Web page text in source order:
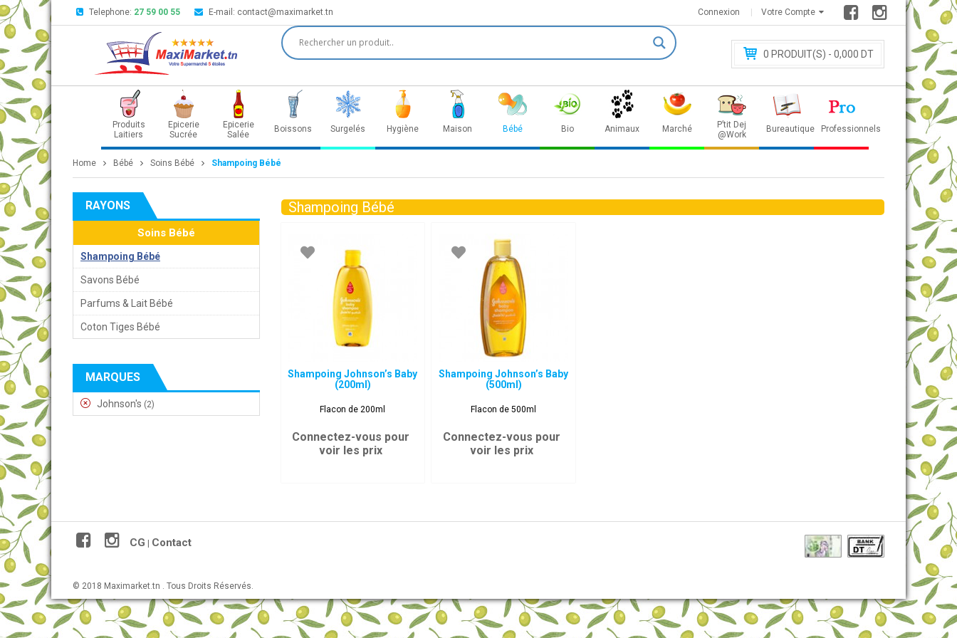
Telephone: 27 59 00 55 E-mail: contact@maximarket.tn Votre Compte
Connexion
0 PRODUIT(S) - 0,000 DT
Produits
Laitiers
Epicerie
Sucrée
Epicerie
Salée
Boissons Surgelés Hygiène Maison Bébé Bio Animaux Marché
P’tit Dej
@Work
Bureautique Professionnels
Home Bébé Soins Bébé Shampoing Bébé
RAYONS
Soins Bébé
Shampoing Bébé
Savons Bébé
Parfums & Lait Bébé
Coton Tiges Bébé
MARQUES
Johnson's (2)
Shampoing Bébé
Shampoing Johnson’s Baby
(200ml)
Flacon de 200ml
Connectez-vous pour
voir les prix
Shampoing Johnson’s Baby
(500ml)
Flacon de 500ml
Connectez-vous pour
voir les prix
CG Contact
© 2018 Maximarket.tn . Tous Droits Réservés.